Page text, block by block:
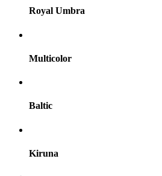
Royal Umbra
Multicolor
Baltic
Kiruna